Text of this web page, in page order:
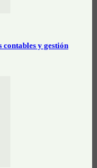
y gestión